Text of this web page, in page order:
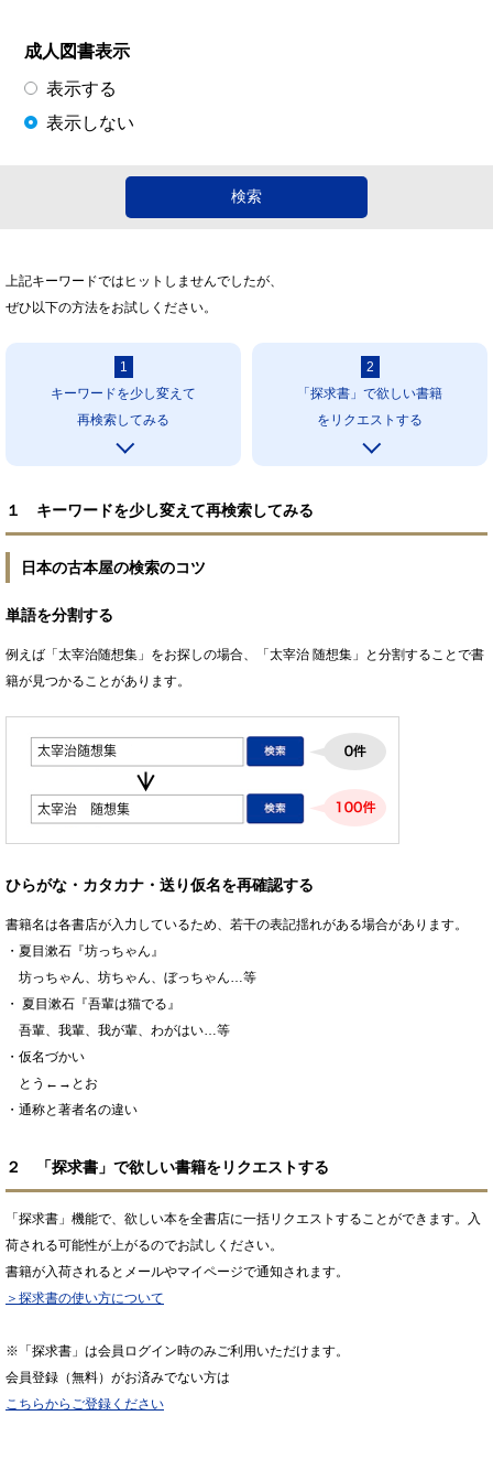
成人図書表示
表示する
表示しない
上記キーワードではヒットしませんでしたが、
ぜひ以下の方法をお試しください。
1
キーワードを少し変えて
再検索してみる
2
「探求書」で欲しい書籍
をリクエストする
１ キーワードを少し変えて再検索してみる
日本の古本屋の検索のコツ
単語を分割する
例えば「太宰治随想集」をお探しの場合、「太宰治 随想集」と分割することで書
籍が見つかることがあります。
ひらがな・カタカナ・送り仮名を再確認する
書籍名は各書店が入力しているため、若干の表記揺れがある場合があります。
・夏目漱石『坊っちゃん』
坊っちゃん、坊ちゃん、ぼっちゃん…等
・ 夏目漱石『吾輩は猫でる』
吾輩、我輩、我が輩、わがはい…等
・仮名づかい
とう←→とお
・通称と著者名の違い
２ 「探求書」で欲しい書籍をリクエストする
「探求書」機能で、欲しい本を全書店に一括リクエストすることができます。入
荷される可能性が上がるのでお試しください。
書籍が入荷されるとメールやマイページで通知されます。
＞探求書の使い方について
※「探求書」は会員ログイン時のみご利用いただけます。
会員登録（無料）がお済みでない方は
こちらからご登録ください